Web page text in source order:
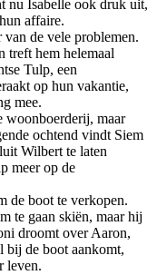
nu Isabelle ook druk uit,
affaire.
de vele problemen.
treft hem helemaal
Tulp, een
op hun vakantie,
mee.
woonboerderij, maar
ochtend vindt Siem
Wilbert te laten
meer op de
de boot te verkopen.
te gaan skiën, maar hij
droomt over Aaron,
bij de boot aankomt,
leven.